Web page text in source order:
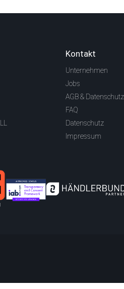
Kontakt
Unternehmen
Jobs
AGB &
FAQ
Datenschutz
Impressum